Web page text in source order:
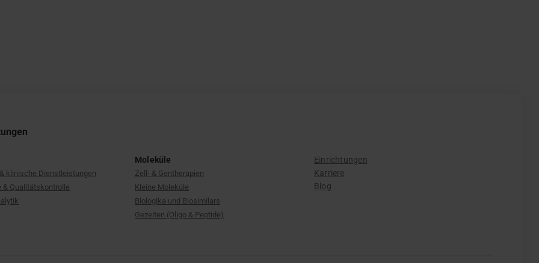
klinische Dienstleistungen
& Qualitätskontrolle
Moleküle
Zell- & Gentherapien
Kleine Moleküle
Biologika und Biosimilars
Gezeiten (Oligo & Peptide)
Einrichtungen
Karriere
Blog